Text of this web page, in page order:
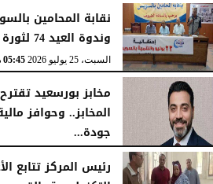
نقابة المحامين
وندوة العيد 74 لثورة 23 يوليو
السبت، 25 يوليو 2026 05:45 مـ
مخابز بورسعيد
المخابز.. وحوافز
جودة...
السبت، 25 يوليو 2026 05:41 مـ
رئيس المركز تتابع